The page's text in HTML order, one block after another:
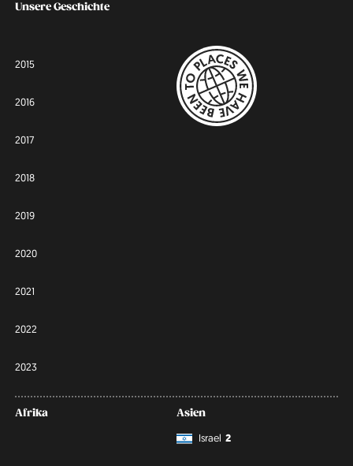
Unsere Geschichte
2015
2016
2017
2018
2019
2020
2021
2022
2023
Afrika
Asien
Israel 2